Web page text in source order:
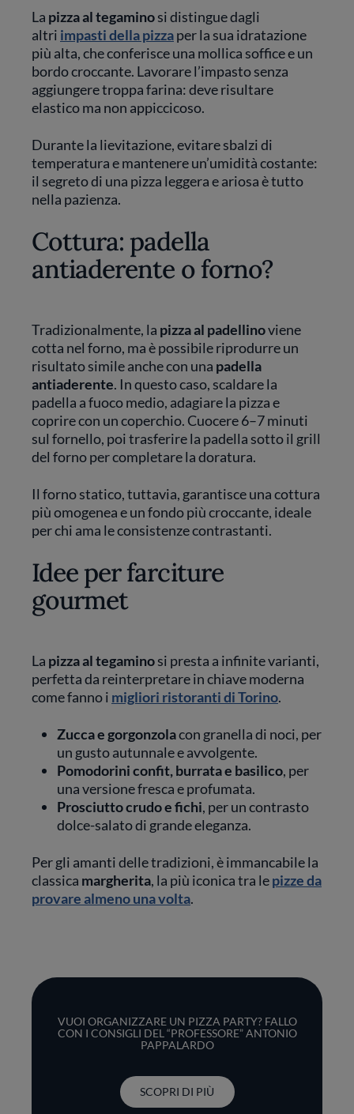
La pizza al tegaminosi distingue dagli
altri impasti della pizzaper la sua idratazione
più alta, che conferisce una mollica soffice e un
bordo croccante. Lavorare l’impasto senza
aggiungere troppa farina: deve risultare
elastico ma non appiccicoso.
Durante la lievitazione, evitare sbalzi di
temperatura e mantenere un’umidità costante:
il segreto di una pizza leggera e ariosa è tutto
nella pazienza.
Cottura: padella
antiaderente o forno?
Tradizionalmente, la pizza al padellinoviene
cotta nel forno, ma è possibile riprodurre un
risultato simile anche con una padella
antiaderente. In questo caso, scaldare la
padella a fuoco medio, adagiare la pizza e
coprire con un coperchio. Cuocere 6–7 minuti
sul fornello, poi trasferire la padella sotto il grill
del forno per completare la doratura.
Il forno statico, tuttavia, garantisce una cottura
più omogenea e un fondo più croccante, ideale
per chi ama le consistenze contrastanti.
Idee per farciture
gourmet
La pizza al tegaminosi presta a infinite varianti,
perfetta da reinterpretare in chiave moderna
come fanno i migliori ristoranti di Torino.
Zucca e gorgonzolacon granella di noci, per
un gusto autunnale e avvolgente.
Pomodorini confit, burrata e basilico, per
una versione fresca e profumata.
Prosciutto crudo e fichi, per un contrasto
dolce-salato di grande eleganza.
Per gli amanti delle tradizioni, è immancabile la
classica margherita, la più iconica tra lepizze da
provare almeno una volta.
VUOI ORGANIZZARE UN PIZZA PARTY? FALLO
CON I CONSIGLI DEL “PROFESSORE” ANTONIO
PAPPALARDO
SCOPRI DI PIÙ